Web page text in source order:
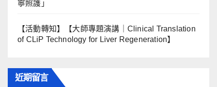
寧照護」
【活動轉知】【大師專題演講｜Clinical Translation
of CLiP Technology for Liver Regeneration】
近期留言